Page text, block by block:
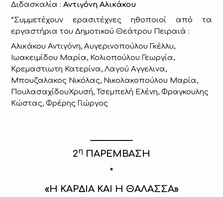
Διδασκαλία :Αντιγόνη Αλικάκου
*Συμμετέχουν ερασιτέχνες ηθοποιοί από τα
εργαστήρια του Δημοτικού Θεάτρου Πειραιά :
Αλικάκου Αντιγόνη, Αυγερινοπούλου Γκέλλυ,
Ιωακειμίδου Μαρία, Κολιοπούλου Γεωργία,
Κρεμαστιωτη Κατερίνα, Λαγού Αγγελινα,
Μπουζαλακος Νικόλας, Νικολακοπούλου Μαρία,
ΠουλασαχίδουΧρυσή, Τσεμπελή Ελένη, Φραγκουλης
Κώστας, Φρέρης Γιώργος
2η ΠΑΡΕΜΒΑΣΗ
*
«Η ΚΑΡΔΙΑ KAI H ΘΑΛΑΣΣΑ»